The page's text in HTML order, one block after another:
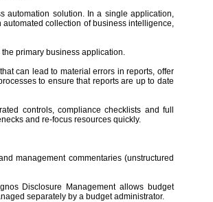
automation solution. In a single application,
collection of business intelligence,
primary business application.
can lead to material errors in reports, offer
to ensure that reports are up to date
controls, compliance checklists and full
and re-focus resources quickly.
management commentaries (unstructured
Disclosure Management allows budget
separately by a budget administrator.